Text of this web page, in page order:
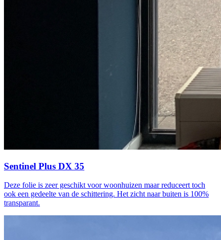
Sentinel Plus DX 35
Deze folie is zeer geschikt voor woonhuizen maar reduceert toch
ook een gedeelte van de schittering. Het zicht naar buiten is 100%
transparant.